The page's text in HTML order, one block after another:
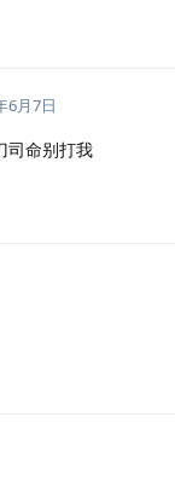
6月7日
司命别打我